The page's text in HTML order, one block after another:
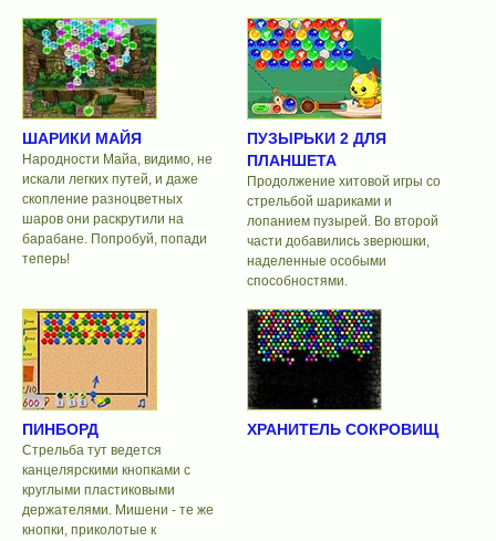
ШАРИКИ МАЙЯ
Народности Майа, видимо, не
искали легких путей, и даже
скопление разноцветных
шаров они раскрутили на
барабане. Попробуй, попади
теперь!
ПУЗЫРЬКИ 2 ДЛЯ
ПЛАНШЕТА
Продолжение хитовой игры со
стрельбой шариками и
лопанием пузырей. Во второй
части добавились зверюшки,
наделенные особыми
способностями.
ПИНБОРД
Стрельба тут ведется
канцелярскими кнопками с
круглыми пластиковыми
держателями. Мишени - те же
кнопки, приколотые к
ХРАНИТЕЛЬ СОКРОВИЩ